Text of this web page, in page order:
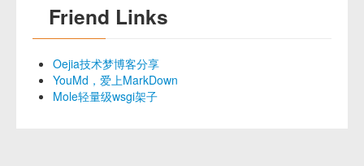
Friend Links
Oejia技术梦博客分享
YouMd，爱上MarkDown
Mole轻量级wsgi架子